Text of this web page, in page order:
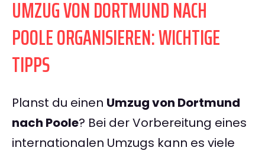
UMZUG VON DORTMUND NACH
POOLE ORGANISIEREN: WICHTIGE
TIPPS
Planst du einen Umzug von Dortmund
nach Poole? Bei der Vorbereitung eines
internationalen Umzugs kann es viele